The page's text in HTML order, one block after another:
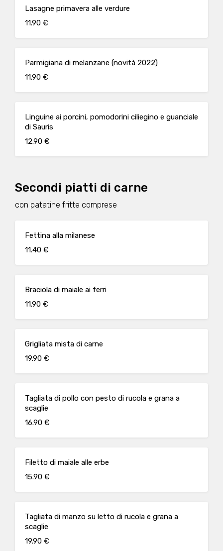
Lasagne primavera alle verdure
11.90 €
Parmigiana di melanzane (novità 2022)
11.90 €
Linguine ai porcini, pomodorini ciliegino e guanciale
di Sauris
12.90 €
Secondi piatti di carne
con patatine fritte comprese
Fettina alla milanese
11.40 €
Braciola di maiale ai ferri
11.90 €
Grigliata mista di carne
19.90 €
Tagliata di pollo con pesto di rucola e grana a
scaglie
16.90 €
Filetto di maiale alle erbe
15.90 €
Tagliata di manzo su letto di rucola e grana a
scaglie
19.90 €